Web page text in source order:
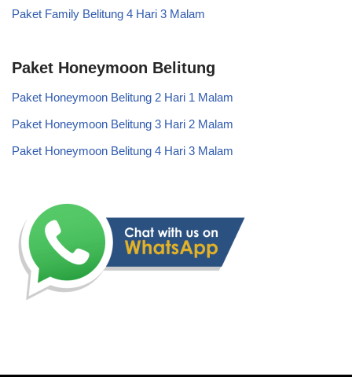
Paket Family Belitung 4 Hari 3 Malam
Paket Honeymoon Belitung
Paket Honeymoon Belitung 2 Hari 1 Malam
Paket Honeymoon Belitung 3 Hari 2 Malam
Paket Honeymoon Belitung 4 Hari 3 Malam